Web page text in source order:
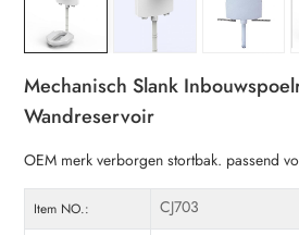
Mechanisch Slank
Wandreservoir
OEM merk verborgen stortbak. passend
Item NO.: CJ703